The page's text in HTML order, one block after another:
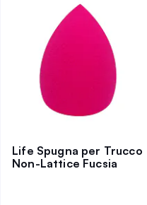
Life Spugna per Trucco
Non-Lattice Fucsia